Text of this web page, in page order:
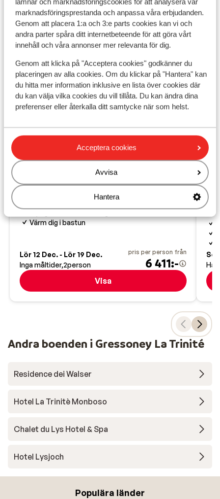
lämnar och marknadsföringscookies för att analysera vår
marknadsföringsprestanda och anpassa våra erbjudanden.
Genom att placera 1:a och 3:e parts cookies kan vi och
andra parter spåra ditt internetbeteende för att göra vårt
innehåll och våra annonser mer relevanta för dig.
Genom att klicka på "Acceptera cookies" godkänner du
placeringen av alla cookies. Om du klickar på "Hantera" kan
du hitta mer information inklusive en lista över cookies där
du kan välja vilka cookies du vill tillåta. Du kan ändra dina
preferenser eller återkalla ditt samtycke när som helst.
Acceptera cookies
Avvisa
Hantera
8.6 Fantastisk
Residence dei Walser
Gressoney La Trinité Monterosa Italien
Värm dig i bastun
Lör 12 Dec. - Lör 19 Dec.
Inga måltider 2person
pris per person från
6 411:-
Visa
Andra boenden i Gressoney La Trinité
Residence dei Walser
Hotel La Trinitè Monboso
Chalet du Lys Hotel & Spa
Hotel Lysjoch
Populära länder